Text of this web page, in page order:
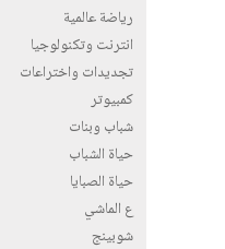
رياضة عالمية
انترنت وتكنولوجيا
تجديدات واختراعات
كمبيوتر
شباب وبنات
حياة الشباب
حياة الصبايا
ع الماشي
شوبينج